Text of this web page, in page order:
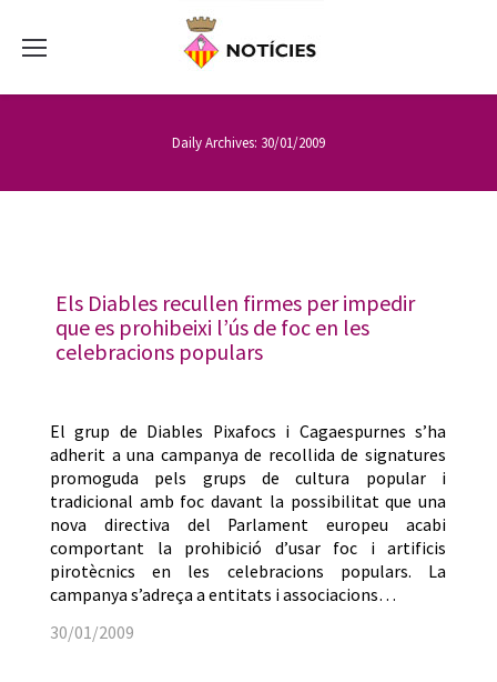
Daily Archives: 30/01/2009
Els Diables recullen firmes per impedir
que es prohibeixi l’ús de foc en les
celebracions populars
El grup de Diables Pixafocs i Cagaespurnes s’ha
adherit a una campanya de recollida de signatures
promoguda pels grups de cultura popular i
tradicional amb foc davant la possibilitat que una
nova directiva del Parlament europeu acabi
comportant la prohibició d’usar foc i artificis
pirotècnics en les celebracions populars. La
campanya s’adreça a entitats i associacions…
30/01/2009